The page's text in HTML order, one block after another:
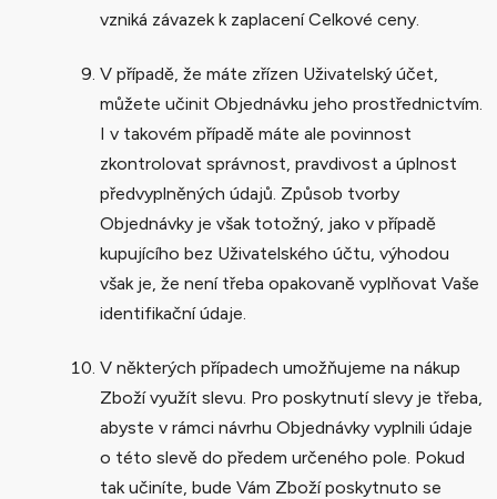
vzniká závazek k zaplacení Celkové ceny.
V případě, že máte zřízen Uživatelský účet,
můžete učinit Objednávku jeho prostřednictvím.
I v takovém případě máte ale povinnost
zkontrolovat správnost, pravdivost a úplnost
předvyplněných údajů. Způsob tvorby
Objednávky je však totožný, jako v případě
kupujícího bez Uživatelského účtu, výhodou
však je, že není třeba opakovaně vyplňovat Vaše
identifikační údaje.
V některých případech umožňujeme na nákup
Zboží využít slevu. Pro poskytnutí slevy je třeba,
abyste v rámci návrhu Objednávky vyplnili údaje
o této slevě do předem určeného pole. Pokud
tak učiníte, bude Vám Zboží poskytnuto se